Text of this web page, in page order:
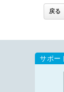
戻る